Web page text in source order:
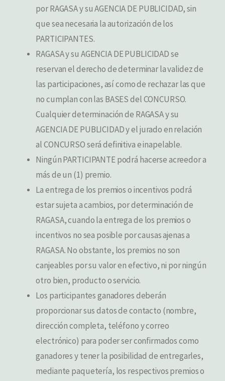
por RAGASA y su AGENCIA DE PUBLICIDAD, sin
que sea necesaria la autorización de los
PARTICIPANTES.
RAGASA y su AGENCIA DE PUBLICIDAD se
reservan el derecho de determinar la validez de
las participaciones, así como de rechazar las que
no cumplan con las BASES del CONCURSO.
Cualquier determinación de RAGASA y su
AGENCIA DE PUBLICIDAD y el jurado en relación
al CONCURSO será definitiva e inapelable.
Ningún PARTICIPANTE podrá hacerse acreedor a
más de un (1) premio.
La entrega de los premios o incentivos podrá
estar sujeta a cambios, por determinación de
RAGASA, cuando la entrega de los premios o
incentivos no sea posible por causas ajenas a
RAGASA. No obstante, los premios no son
canjeables por su valor en efectivo, ni por ningún
otro bien, producto o servicio.
Los participantes ganadores deberán
proporcionar sus datos de contacto (nombre,
dirección completa, teléfono y correo
electrónico) para poder ser confirmados como
ganadores y tener la posibilidad de entregarles,
mediante paquetería, los respectivos premios o